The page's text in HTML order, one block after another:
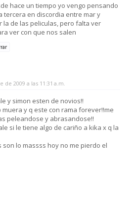
hace un tiempo yo vengo pensando
tercera en discordia entre mar y
la de las peliculas, pero falta ver
ver con que nos salen
2009 a las 11:31 a.m.
y simon esten de novios!!
muera y q este con rama forever!!me
peleandose y abrasandose!!
si le tiene algo de cariño a kika x q la
son lo massss hoy no me pierdo el